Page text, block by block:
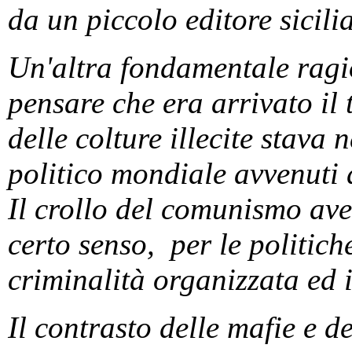
da un piccolo editore
Un'altra fondamentale
pensare che era arrivato
delle colture illecite stava
politico mondiale
Il crollo del comunismo
certo senso, per le
criminalità organizzata ed
Il contrasto delle mafie e